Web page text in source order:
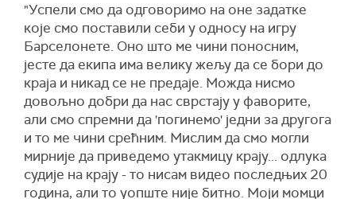
"Успели смо да одговоримо на оне задатке
које смо поставили себи у односу на игру
Барселонете. Оно што ме чини поносним,
јесте да екипа има велику жељу да се бори до
краја и никад се не предаје. Можда нисмо
довољно добри да нас сврстају у фаворите,
али смо спремни да 'погинемо' једни за другога
и то ме чини срећним. Мислим да смо могли
мирније да приведемо утакмицу крају... одлука
судије на крају - то нисам видео последњих 20
година, али то уопште није битно. Моји момци